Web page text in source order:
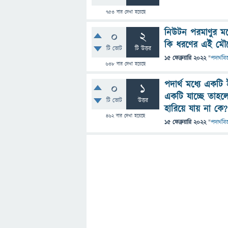
753বার দেখা হয়েছে
0
টি ভোট
2
টি উত্তর
638 বার দেখা হয়েছে
নিউটন পরমাণুর
কি ধরণের এই
15 ফেব্রুয়ারি 2022 "
0
টি ভোট
1
উত্তর
462বার দেখা হয়েছে
পদার্থ মধ্যে
একটি যাচ্ছে
হারিয়ে যায় না কে?
15 ফেব্রুয়ারি 2022 "